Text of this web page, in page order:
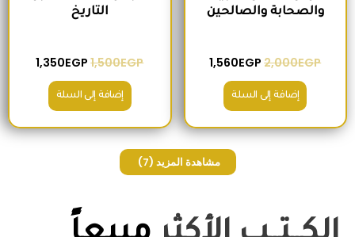
والصحابة والصالحين
2,000EGP
1,560EGP
إضافة إلى السلة
التاريخ
1,500EGP
1,350EGP
إضافة إلى السلة
مشاهدة المزيد (7)